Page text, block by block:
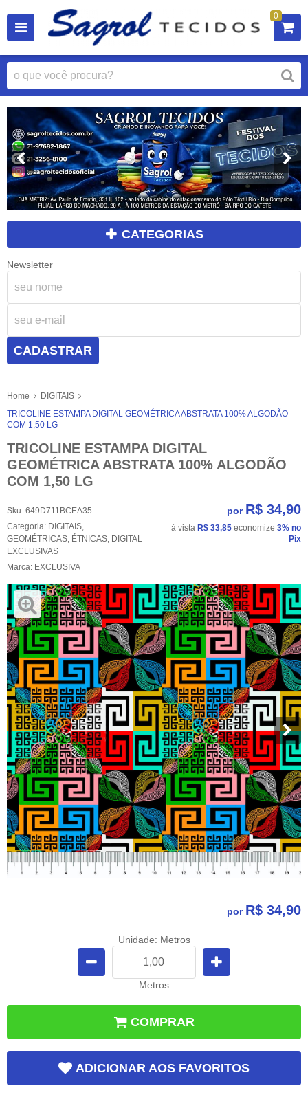
0
CATEGORIAS
Newsletter
CADASTRAR
Home
DIGITAIS
TRICOLINE ESTAMPA DIGITAL GEOMÉTRICA ABSTRATA 100% ALGODÃO
COM 1,50 LG
TRICOLINE ESTAMPA DIGITAL
GEOMÉTRICA ABSTRATA 100% ALGODÃO
COM 1,50 LG
Sku: 649D711BCEA35
Categoria: DIGITAIS,
GEOMÉTRICAS, ÉTNICAS, DIGITAL
EXCLUSIVAS
Marca: EXCLUSIVA
por R$ 34,90
à vista R$ 33,85 economize 3% no
Pix
por R$ 34,90
Unidade: Metros
Metros
COMPRAR
ADICIONAR AOS FAVORITOS